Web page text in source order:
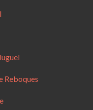
Reboques